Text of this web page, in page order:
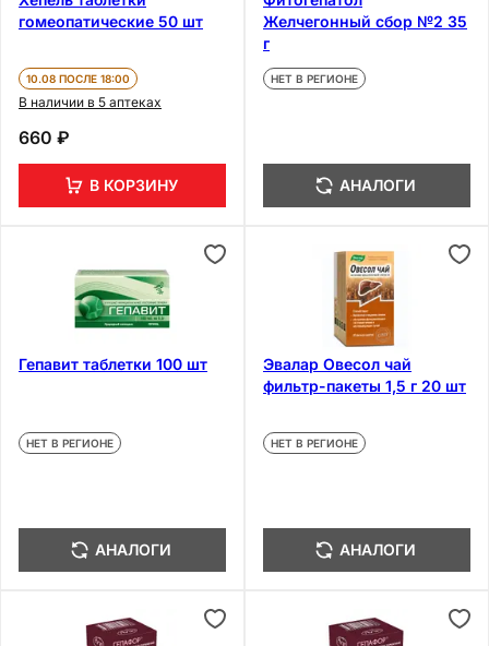
гомеопатические 50 шт
10.08 ПОСЛЕ 18:00
В наличии в 5 аптеках
660 ₽
В КОРЗИНУ
Желчегонный сбор №2 35
г
НЕТ В РЕГИОНЕ
АНАЛОГИ
Гепавит таблетки 100 шт
НЕТ В РЕГИОНЕ
АНАЛОГИ
Эвалар Овесол чай
фильтр-пакеты 1,5 г 20 шт
НЕТ В РЕГИОНЕ
АНАЛОГИ